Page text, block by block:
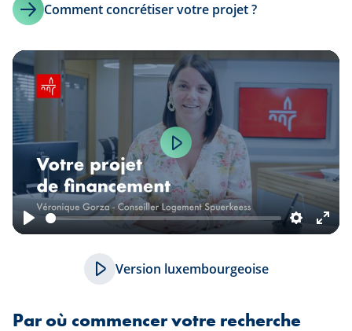
Comment concrétiser votre projet ?
Play Settings
Play
Version luxembourgeoise
Par où commencer votre recherche